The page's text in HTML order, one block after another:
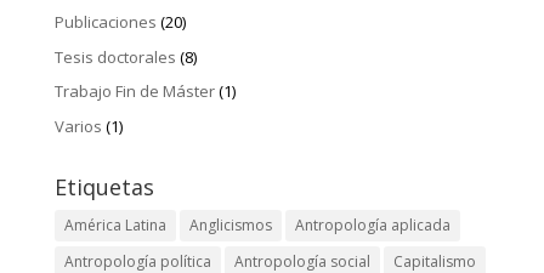
Publicaciones (20)
Tesis doctorales (8)
Trabajo Fin de Máster(1)
Varios (1)
Etiquetas
América Latina Anglicismos
Antropología aplicada
Antropología política
Antropología social
Capitalismo